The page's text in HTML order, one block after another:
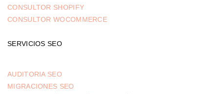
CONSULTOR SHOPIFY
CONSULTOR WOCOMMERCE
SERVICIOS SEO
AUDITORIA SEO
MIGRACIONES SEO